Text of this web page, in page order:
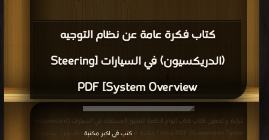
كتاب فكرة عامة عن نظام التوجيه
(الدريكسيون) في السيارات [Steering
System Overview] PDF
قراءة و تحميل كتاب كتاب انواع انظمة التعليق المستقله في السيارات [Independent
Suspension Types] PDF مجانا | مكتبة >
كتب في اكبر مكتبة | التحميل : مرة/مرات